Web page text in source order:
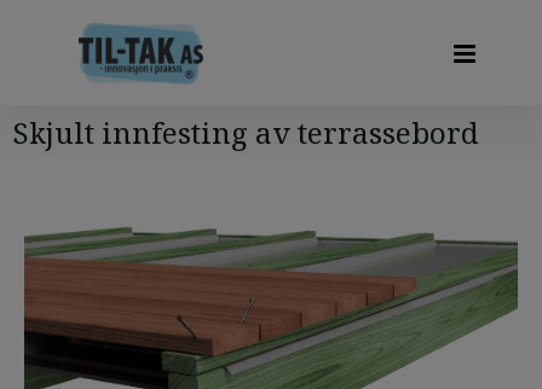
Skjult innfesting av terrassebord